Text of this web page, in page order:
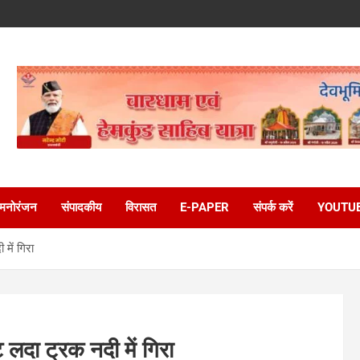
मनोरंजन संपादकीय विरासत E-PAPER संपर्क करें
गिरा
ट्रक नदी में गिरा